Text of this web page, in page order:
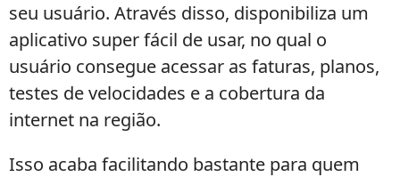
seu usuário. Através disso, disponibiliza um
aplicativo super fácil de usar, no qual o
usuário consegue acessar as faturas, planos,
testes de velocidades e a cobertura da
internet na região.
Isso acaba facilitando bastante para quem